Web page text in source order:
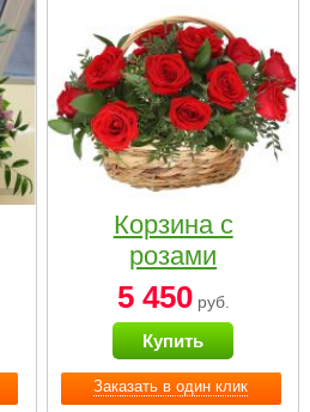
Заказать в один клик
Корзина с
розами
«Красный
Париж»
5 450руб.
Купить